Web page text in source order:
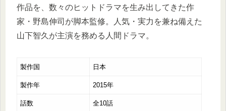
作品を、数々のヒットドラマを生み出してきた作
家・野島伸司が脚本監修。人気・実力を兼ね備えた
山下智久が主演を務める人間ドラマ。
製作国 日本
製作年 2015年
話数 全10話